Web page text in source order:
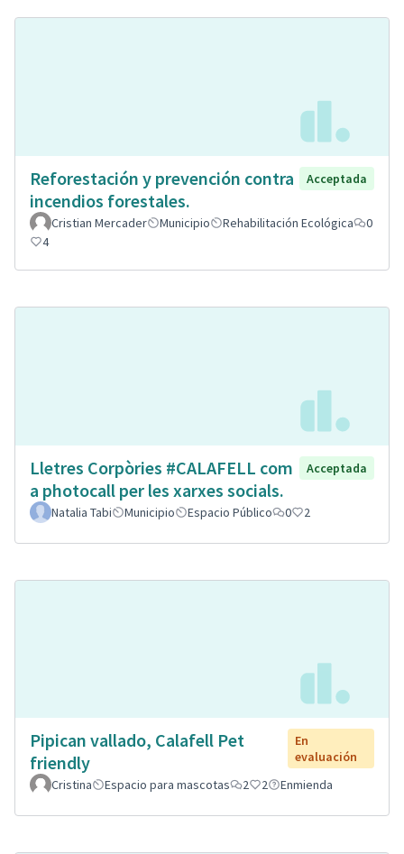
Reforestación y prevención contra
incendios forestales.
Acceptada
Cristian Mercader Municipio Rehabilitación Ecológica
0
4
Lletres Corpòries #CALAFELL com
a photocall per les xarxes socials.
Acceptada
Natalia Tabi Municipio Espacio Público 0 2
Pipican vallado, Calafell Pet
friendly
En
evaluación
Cristina
Espacio para mascotas 2 2 Enmienda